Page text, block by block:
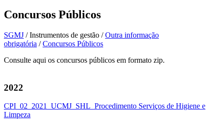
Concursos Públicos
SGMJ /Instrumentos de gestão /Outra informação
obrigatória /Concursos Públicos
Consulte aqui os concursos públicos em formato zip.
2022
CPI_02_2021_UCMJ_SHL_Procedimento Serviços de Higiene e
Limpeza